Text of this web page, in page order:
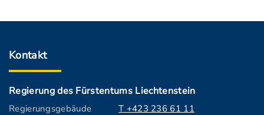
Kontakt
Regierung des Fürstentums Liechtenstein
Regierungsgebäude
T +423 236 61 11